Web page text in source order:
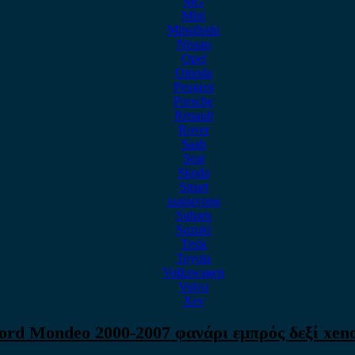
Mini
Mitsubishi
Nissan
Opel
Omoda
Peugeot
Porsche
Renault
Rover
Saab
Seat
Skoda
Smart
ssangyong
Subaru
Suzuki
Tesla
Toyota
Volkswagen
Volvo
Xev
Mondeo 2000-2007 φανάρι εμπρός δεξί